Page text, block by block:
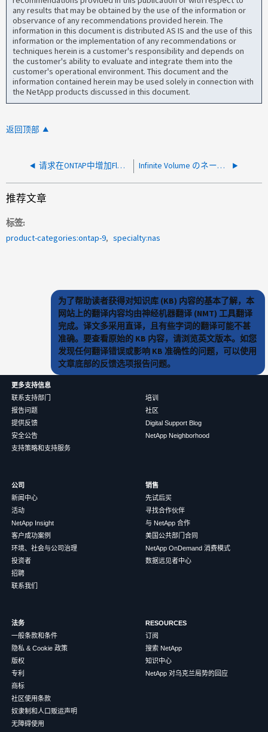
any results that may be obtained by the use of the information or
observance of any recommendations provided herein. The
information in this document is distributed AS IS and the use of this
information or the implementation of any recommendations or
techniques herein is a customer's responsibility and depends on
the customer's ability to evaluate and integrate them into the
customer's operational environment. This document and the
information contained herein may be used solely in connection with
the NetApp products discussed in this document.
返回顶部
请求在ONTAP中增加FlexGroup卷大小将失败、因为生成的卷大小大于最大大小 Infinite Volume のネームスペースまたはデータコンスティチュエントのサイズを変更します
推荐文章
标签
product-categories:ontap-9
specialty:nas
为了帮助读者获得对知识库 (KB) 内容的基本了解，本
网站上的翻译内容均由神经机器翻译 (NMT) 工具翻译
完成。译文多采用直译，且有些字词的翻译可能不甚
准确。要查看原始的 KB 内容，请浏览英文版本。如您
发现任何翻译错误或影响 KB 准确性的问题，可以使用
文章底部的反馈选项报告问题。
更多支持信息
联系支持部门
报告问题
提供反馈
安全公告
支持策略和支持服务
培训
社区
Digital Support Blog
NetApp Neighborhood
公司
新闻中心
活动
NetApp Insight
客户成功案例
环境、社会与公司治理
投资者
招聘
联系我们
销售
先试后买
寻找合作伙伴
与 NetApp 合作
美国公共部门合同
NetApp OnDemand 消费模式
数据远见者中心
法务
一般条款和条件
隐私 & Cookie 政策
版权
专利
商标
社区使用条款
奴隶制和人口贩运声明
无障碍使用
RESOURCES
订阅
搜索 NetApp
知识中心
NetApp 对乌克兰局势的回应